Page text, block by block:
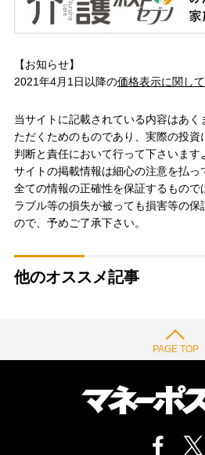
【お知らせ】
2021年4月1日以降の価格表示に関して
当サイトに記載されている内容はあ
ただくためのものであり、実際の投
判断と責任において行って下さいます
サイトの掲載情報は細心の注意を払っ
全ての情報の正確性を保証するもので
ラブル等の損失が被っても損害等の
ので、予めご了承下さい。
他のオススメ記事
PAGE TOP